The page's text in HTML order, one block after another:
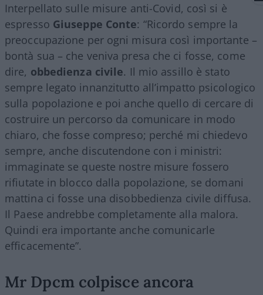
Interpellato sulle misure anti-Covid, così si è
espresso Giuseppe Conte: “Ricordo sempre la
preoccupazione per ogni misura così importante –
bontà sua – che veniva presa che ci fosse, come
dire, obbedienza civile. Il mio assillo è stato
sempre legato innanzitutto all’impatto psicologico
sulla popolazione e poi anche quello di cercare di
costruire un percorso da comunicare in modo
chiaro, che fosse compreso; perché mi chiedevo
sempre, anche discutendone con i ministri:
immaginate se queste nostre misure fossero
rifiutate in blocco dalla popolazione, se domani
mattina ci fosse una disobbedienza civile diffusa.
Il Paese andrebbe completamente alla malora.
Quindi era importante anche comunicarle
efficacemente”.
Mr Dpcm colpisce ancora